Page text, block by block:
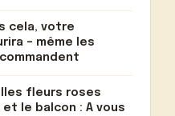
cela, votre
– même les
fleurs roses
le balcon : A vous